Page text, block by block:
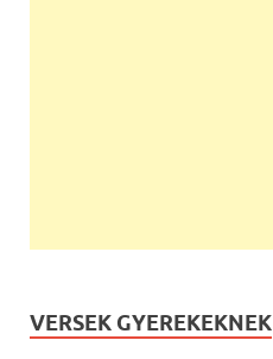
VERSEK GYEREKEKNEK